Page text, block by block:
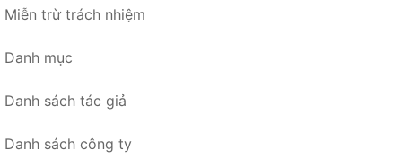
Miễn trừ trách nhiệm
Danh mục
Danh sách tác giả
Danh sách công ty